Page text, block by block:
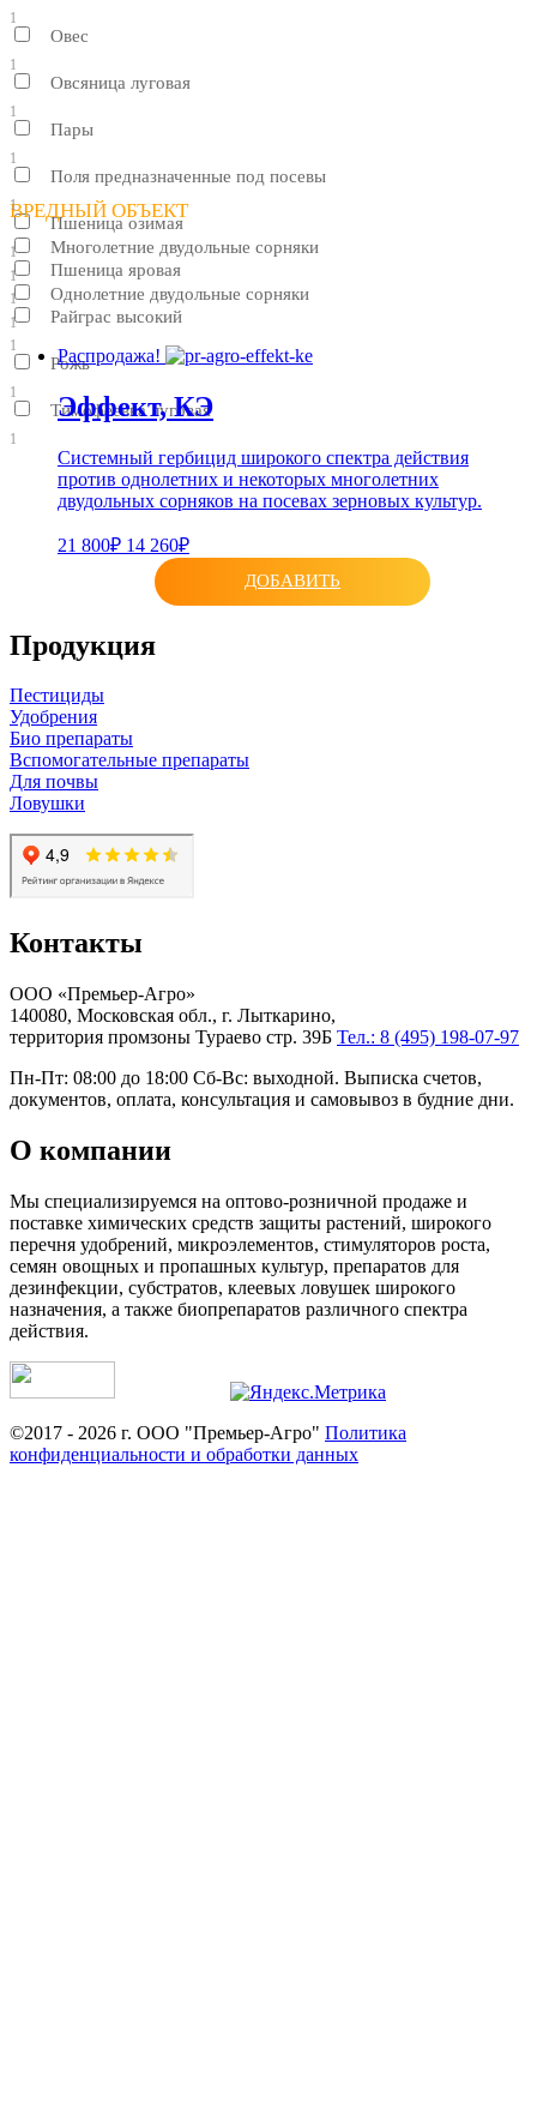
1
Овес
1
Овсяница луговая
1
Пары
1
Поля предназначенные под посевы
1
Пшеница озимая
1
Пшеница яровая
1
Райграс высокий
1
Рожь
1
Тимофеевка луговая
1
ВРЕДНЫЙ ОБЪЕКТ
Многолетние двудольные сорняки
1
Однолетние двудольные сорняки
1
Распродажа!
Эффект, КЭ
Системный гербицид широкого спектра действия
против однолетних и некоторых многолетних
двудольных сорняков на посевах зерновых культур.
21 800₽ 14 260₽
ДОБАВИТЬ
Продукция
Пестициды
Удобрения
Био препараты
Вспомогательные препараты
Для почвы
Ловушки
Контакты
ООО «Премьер-Агро»
140080, Московская обл., г. Лыткарино,
территория промзоны Тураево стр. 39Б Тел.: 8 (495) 198-07-97
Пн-Пт: 08:00 до 18:00 Сб-Вс: выходной. Выписка счетов,
документов, оплата, консультация и самовывоз в будние дни.
О компании
Мы специализируемся на оптово-розничной продаже и
поставке химических средств защиты растений, широкого
перечня удобрений, микроэлементов, стимуляторов роста,
семян овощных и пропашных культур, препаратов для
дезинфекции, субстратов, клеевых ловушек широкого
назначения, а также биопрепаратов различного спектра
действия.
©2017 - 2026 г. ООО "Премьер-Агро" Политика
конфиденциальности и обработки данных